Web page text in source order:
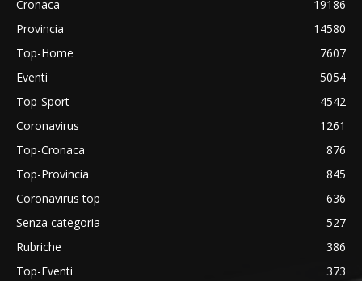
Cronaca
19186
Provincia
14580
Top-Home
7607
Eventi
5054
Top-Sport
4542
Coronavirus
1261
Top-Cronaca
876
Top-Provincia
845
Coronavirus top
636
Senza categoria
527
Rubriche
386
Top-Eventi
373